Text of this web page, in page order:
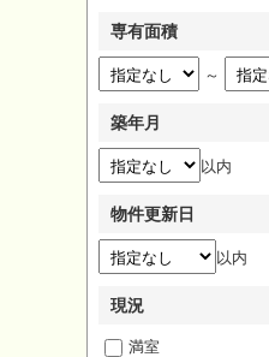
専有面積
～
築年月
以内
物件更新日
以内
現況
満室